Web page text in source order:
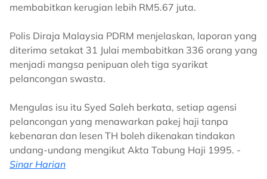
membabitkan kerugian lebih RM5.67 juta.
Polis Diraja Malaysia PDRM menjelaskan, laporan yang
diterima setakat 31 Julai membabitkan 336 orang yang
menjadi mangsa penipuan oleh tiga syarikat
pelancongan swasta.
Mengulas isu itu Syed Saleh berkata, setiap agensi
pelancongan yang menawarkan pakej haji tanpa
kebenaran dan lesen TH boleh dikenakan tindakan
undang-undang mengikut Akta Tabung Haji 1995. -
Sinar Harian